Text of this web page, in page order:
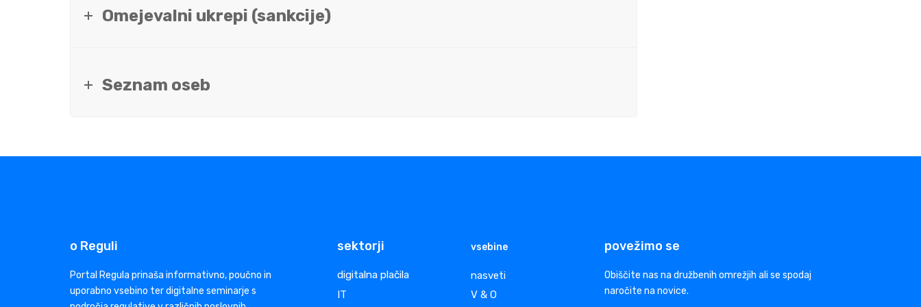
Omejevalni ukrepi (sankcije)
Seznam oseb
o Reguli
Portal Regula prinaša informativno, poučno in
uporabno vsebino ter digitalne seminarje s
sektorji
digitalna plačila
IT
vsebine
nasveti
V & O
povežimo se
Obiščite nas na družbenih omrežjih ali se spodaj
naročite na novice.